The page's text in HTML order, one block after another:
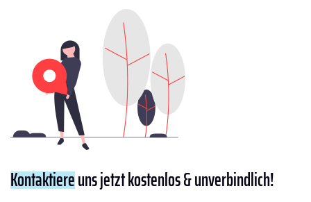
Kontaktiereuns jetzt kostenlos & unverbindlich!